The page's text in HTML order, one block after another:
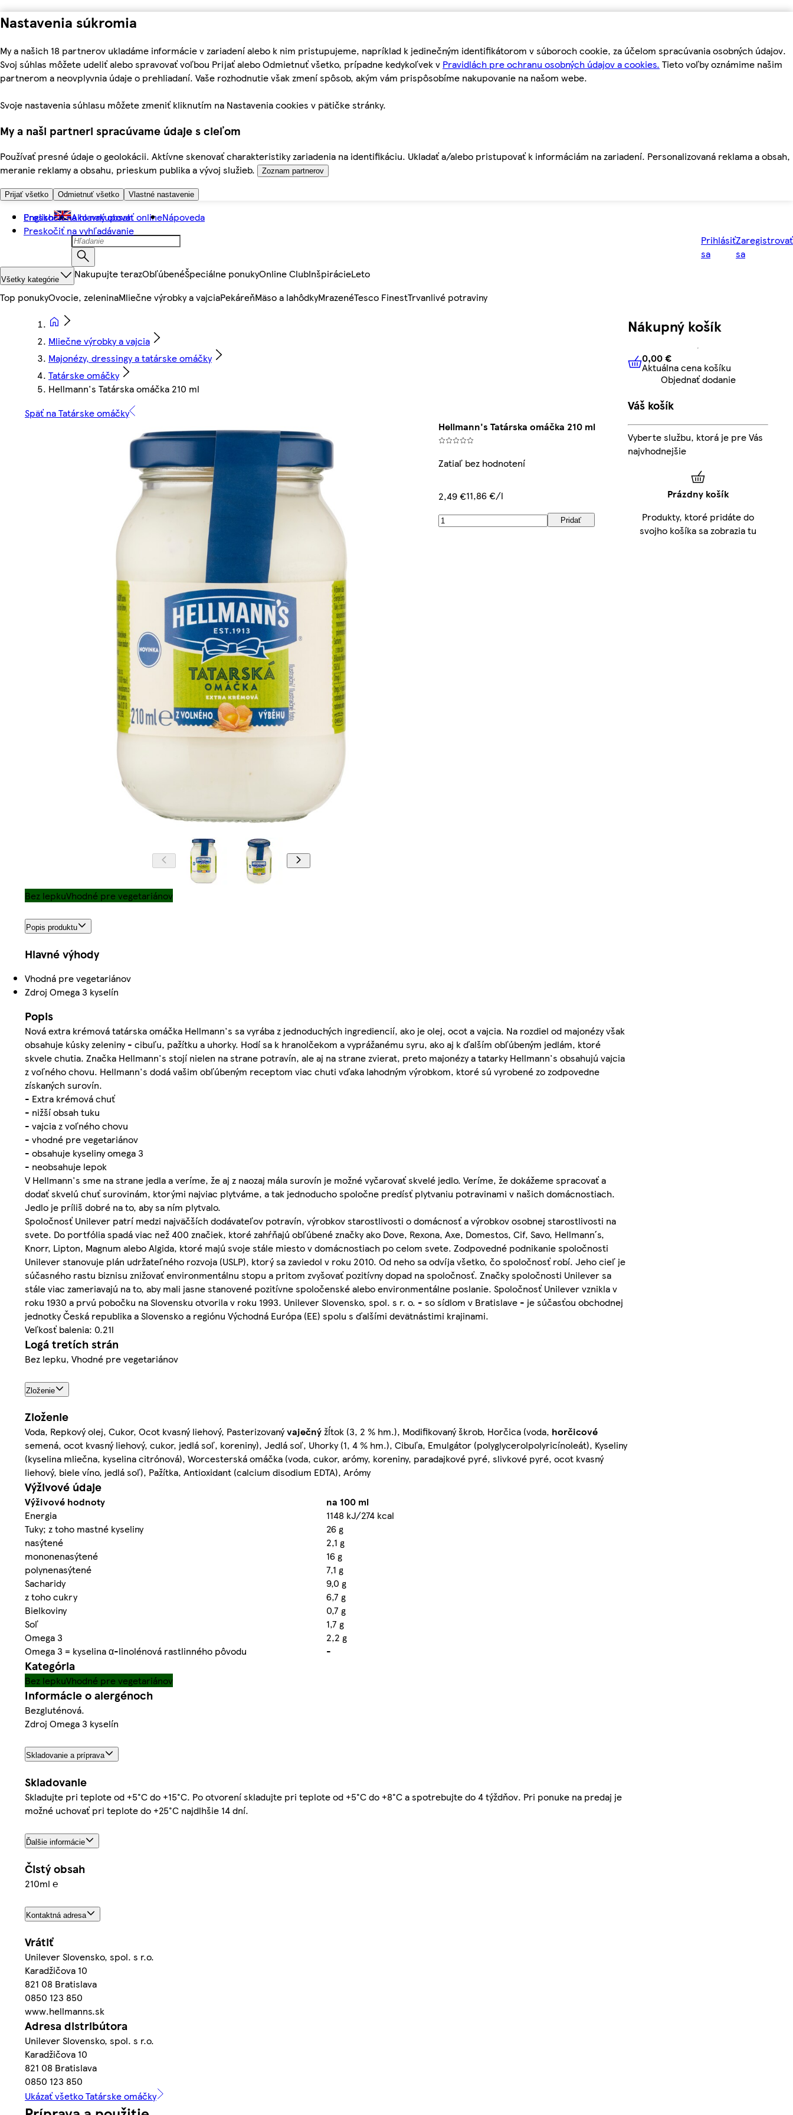
Nastavenia súkromia
My a našich 18 partnerov ukladáme informácie v zariadení alebo k nim pristupujeme, napríklad k jedinečným identifikátorom v súboroch cookie, za účelom spracúvania osobných údajov.
Svoj súhlas môžete udeliť alebo spravovať voľbou Prijať alebo Odmietnuť všetko, prípadne kedykoľvek v Pravidlách pre ochranu osobných údajov a cookies. Tieto voľby oznámime našim
partnerom a neovplyvnia údaje o prehliadaní. Vaše rozhodnutie však zmení spôsob, akým vám prispôsobíme nakupovanie na našom webe.
Svoje nastavenia súhlasu môžete zmeniť kliknutím na Nastavenia cookies v pätičke stránky.
My a naši partneri spracúvame údaje s cieľom
Používať presné údaje o geolokácii. Aktívne skenovať charakteristiky zariadenia na identifikáciu. Ukladať a/alebo pristupovať k informáciám na zariadení. Personalizovaná reklama a obsah,
meranie reklamy a obsahu, prieskum publika a vývoj služieb.
Zoznam partnerov
Prijať všetko Odmietnuť všetko Vlastné nastavenie
Preskočiť na hlavný obsah
Preskočiť na vyhľadávanie
English Ako nakupovať onlineNápoveda
Prihlásiť
sa
Zaregistrovať
sa
Všetky kategórie Nakupujte terazObľúbenéŠpeciálne ponukyOnline ClubInšpirácieLeto
Top ponukyOvocie, zeleninaMliečne výrobky a vajciaPekáreňMäso a lahôdkyMrazenéTesco FinestTrvanlivé potraviny
Mliečne výrobky a vajcia
Majonézy, dressingy a tatárske omáčky
Tatárske omáčky
Hellmann's Tatárska omáčka 210 ml
Späť na Tatárske omáčky
Hellmann's Tatárska omáčka 210 ml
Zatiaľ bez hodnotení
2,49 €11,86 €/l
Pridať
Bez lepkuVhodné pre vegetariánov
Popis produktu
Hlavné výhody
Vhodná pre vegetariánov
Zdroj Omega 3 kyselín
Popis
Nová extra krémová tatárska omáčka Hellmann's sa vyrába z jednoduchých ingrediencií, ako je olej, ocot a vajcia. Na rozdiel od majonézy však
obsahuje kúsky zeleniny - cibuľu, pažítku a uhorky. Hodí sa k hranolčekom a vyprážanému syru, ako aj k ďalším obľúbeným jedlám, ktoré
skvele chutia. Značka Hellmann's stojí nielen na strane potravín, ale aj na strane zvierat, preto majonézy a tatarky Hellmann's obsahujú vajcia
z voľného chovu. Hellmann's dodá vašim obľúbeným receptom viac chuti vďaka lahodným výrobkom, ktoré sú vyrobené zo zodpovedne
získaných surovín.
- Extra krémová chuť
- nižší obsah tuku
- vajcia z voľného chovu
- vhodné pre vegetariánov
- obsahuje kyseliny omega 3
- neobsahuje lepok
V Hellmann's sme na strane jedla a veríme, že aj z naozaj mála surovín je možné vyčarovať skvelé jedlo. Veríme, že dokážeme spracovať a
dodať skvelú chuť surovinám, ktorými najviac plytváme, a tak jednoducho spoločne predísť plytvaniu potravinami v našich domácnostiach.
Jedlo je príliš dobré na to, aby sa ním plytvalo.
Spoločnosť Unilever patrí medzi najväčších dodávateľov potravín, výrobkov starostlivosti o domácnosť a výrobkov osobnej starostlivosti na
svete. Do portfólia spadá viac než 400 značiek, ktoré zahŕňajú obľúbené značky ako Dove, Rexona, Axe, Domestos, Cif, Savo, Hellmann´s,
Knorr, Lipton, Magnum alebo Algida, ktoré majú svoje stále miesto v domácnostiach po celom svete. Zodpovedné podnikanie spoločnosti
Unilever stanovuje plán udržateľného rozvoja (USLP), ktorý sa zaviedol v roku 2010. Od neho sa odvíja všetko, čo spoločnosť robí. Jeho cieľ je
súčasného rastu biznisu znižovať environmentálnu stopu a pritom zvyšovať pozitívny dopad na spoločnosť. Značky spoločnosti Unilever sa
stále viac zameriavajú na to, aby mali jasne stanovené pozitívne spoločenské alebo environmentálne poslanie. Spoločnosť Unilever vznikla v
roku 1930 a prvú pobočku na Slovensku otvorila v roku 1993. Unilever Slovensko, spol. s r. o. - so sídlom v Bratislave - je súčasťou obchodnej
jednotky Česká republika a Slovensko a regiónu Východná Európa (EE) spolu s ďalšími devätnástimi krajinami.
Veľkosť balenia: 0.21l
Logá tretích strán
Bez lepku, Vhodné pre vegetariánov
Zloženie
Zloženie
Voda, Repkový olej, Cukor, Ocot kvasný liehový, Pasterizovanývaječnýžĺtok (3, 2 % hm.), Modifikovaný škrob, Horčica (voda, horčicové
semená, ocot kvasný liehový, cukor, jedlá soľ, koreniny), Jedlá soľ, Uhorky (1, 4 % hm.), Cibuľa, Emulgátor (polyglycerolpolyricínoleát), Kyseliny
(kyselina mliečna, kyselina citrónová), Worcesterská omáčka (voda, cukor, arómy, koreniny, paradajkové pyré, slivkové pyré, ocot kvasný
liehový, biele víno, jedlá soľ), Pažítka, Antioxidant (calcium disodium EDTA), Arómy
Výživové údaje
Výživové hodnoty
na 100 ml
Energia
1148 kJ/274 kcal
Tuky; z toho mastné kyseliny
26 g
nasýtené
2,1 g
mononenasýtené
16 g
polynenasýtené
7,1 g
Sacharidy
9,0 g
z toho cukry
6,7 g
Bielkoviny
0,7 g
Soľ
1,7 g
Omega 3
2,2 g
Omega 3 = kyselina α-linolénová rastlinného pôvodu
-
Kategória
Bez lepkuVhodné pre vegetariánov
Informácie o alergénoch
Bezgluténová.
Zdroj Omega 3 kyselín
Skladovanie a príprava
Skladovanie
Skladujte pri teplote od +5°C do +15°C. Po otvorení skladujte pri teplote od +5°C do +8°C a spotrebujte do 4 týždňov. Pri ponuke na predaj je
možné uchovať pri teplote do +25°C najdlhšie 14 dní.
Ďalšie informácie
Čistý obsah
210ml ℮
Kontaktná adresa
Vrátiť
Unilever Slovensko, spol. s r.o.
Karadžičova 10
821 08 Bratislava
0850 123 850
www.hellmanns.sk
Adresa distribútora
Unilever Slovensko, spol. s r.o.
Karadžičova 10
821 08 Bratislava
0850 123 850
Ukázať všetko Tatárske omáčky
Nákupný košík
0,00 € Aktuálna cena košíku
0,00 €
Aktuálna cena košíku
Objednať dodanie
Váš košík
Vyberte službu, ktorá je pre Vás
najvhodnejšie
Prázdny košík
Produkty, ktoré pridáte do
svojho košíka sa zobrazia tu